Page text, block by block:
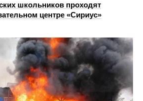
школьников проходят
центре «Сириус»